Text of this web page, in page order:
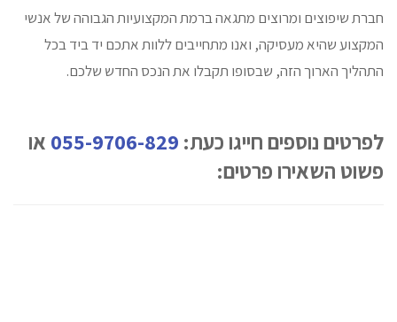
חברת שיפוצים ומרוצים מתגאה ברמת המקצועיות הגבוהה של אנשי
המקצוע שהיא מעסיקה, ואנו מתחייבים ללוות אתכם יד ביד בכל
התהליך הארוך הזה, שבסופו תקבלו את הנכס החדש שלכם.
לפרטים נוספים חייגו כעת: 055-9706-829 או
פשוט השאירו פרטים: